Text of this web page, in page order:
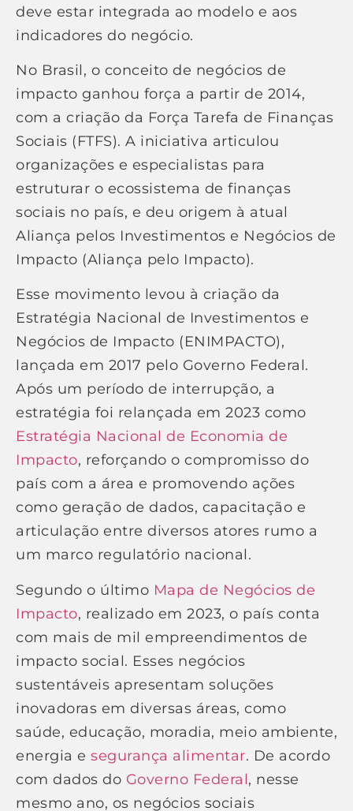
deve estar integrada ao modelo e aos
indicadores do negócio.
No Brasil, o conceito de negócios de
impacto ganhou força a partir de 2014,
com a criação da Força Tarefa de Finanças
Sociais (FTFS). A iniciativa articulou
organizações e especialistas para
estruturar o ecossistema de finanças
sociais no país, e deu origem à atual
Aliança pelos Investimentos e Negócios de
Impacto (Aliança pelo Impacto).
Esse movimento levou à criação da
Estratégia Nacional de Investimentos e
Negócios de Impacto (ENIMPACTO),
lançada em 2017 pelo Governo Federal.
Após um período de interrupção, a
estratégia foi relançada em 2023 como
Estratégia Nacional de Economia de
Impacto, reforçando o compromisso do
país com a área e promovendo ações
como geração de dados, capacitação e
articulação entre diversos atores rumo a
um marco regulatório nacional.
Segundo o último Mapa de Negócios de
Impacto, realizado em 2023, o país conta
com mais de mil empreendimentos de
impacto social. Esses negócios
sustentáveis apresentam soluções
inovadoras em diversas áreas, como
saúde, educação, moradia, meio ambiente,
energia e segurança alimentar. De acordo
com dados do Governo Federal, nesse
mesmo ano, os negócios sociais